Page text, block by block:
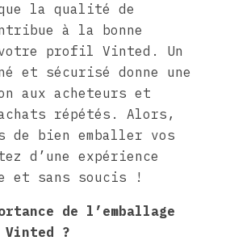
la qualité de
à la bonne
profil Vinted. Un
et sécurisé donne une
aux acheteurs et
répétés. Alors,
de bien emballer vos
d’une expérience
et sans soucis !
de l’emballage
?